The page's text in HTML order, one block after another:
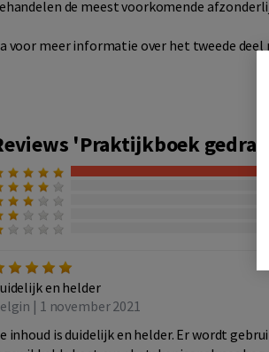
de meest voorkomende
voor meer informatie over het tweede deel
'Praktijkboek
en helder
| 1 november 2021
inhoud is duidelijk en helder. Er wordt